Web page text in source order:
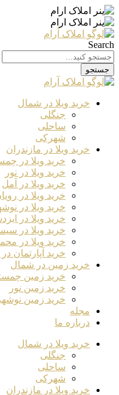
Search
جستجو
خرید ویلا در شمال
جنگلی
ساحلی
شهرکی
خرید ویلا در مازندران
خرید ویلا در
خرید ویلا در نور
خرید ویلا در آمل
خرید ویلا در
خرید ویلا در
خرید ویلا در
خرید ویلا در
خرید ویلا در
خرید آپارتمان
خرید زمین در شمال
خرید زمین
خرید زمین نور
خرید زمین
مجله
درباره ما
خرید ویلا در شمال
جنگلی
ساحلی
شهرکی
خرید ویلا در مازندران